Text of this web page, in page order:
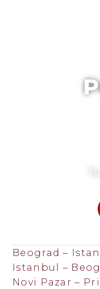
Beograd –
Istanbul –
Novi Pazar –